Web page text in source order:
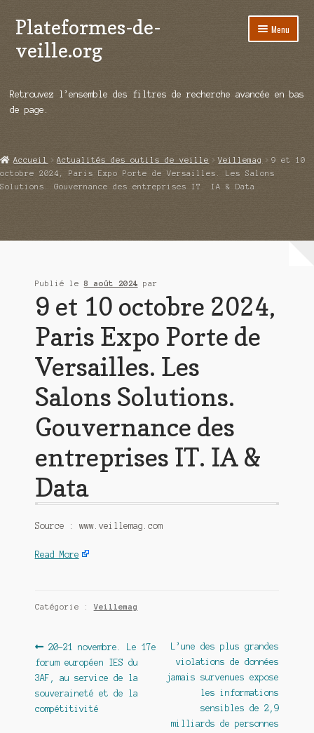
Aller
à
la
Aller
au
contenu
Plateformes-de-
veille.org
Menu
Répertoire d’ouitils
Démos vidéos
Qui sommes-nous ?
Retrouvez l’ensemble des filtres de recherche avancée en bas
de page.
Accueil Actualités des outils de veille Veillemag
9 et 10
octobre 2024, Paris Expo Porte de Versailles. Les Salons
Solutions. Gouvernance des entreprises IT. IA & Data
Publié le 8 août 2024 par
9 et 10 octobre 2024,
Paris Expo Porte de
Versailles. Les
Salons Solutions.
Gouvernance des
entreprises IT. IA &
Data
Source : www.veillemag.com
Read More
Catégorie :Veillemag
Navigation
de
l’article
Article
précédent :
20-21 novembre. Le 17e
forum européen IES du
3AF, au service de la
souveraineté et de la
compétitivité
Article
suivant :
L’une des plus grandes
violations de données
jamais survenues expose
les informations
sensibles de 2,9
milliards de personnes